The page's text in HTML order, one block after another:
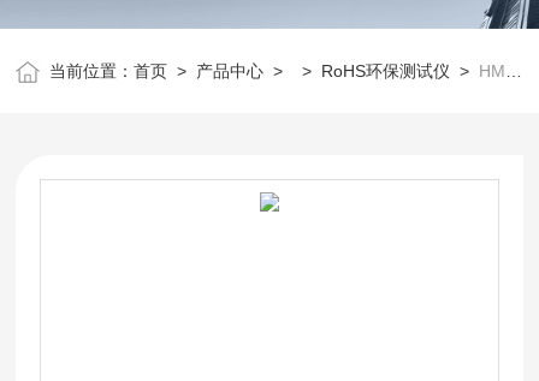
当前位置：首页 > 产品中心 > > RoHS环保测试仪 > HM-5000P电镀废水重金属ROHS检测仪